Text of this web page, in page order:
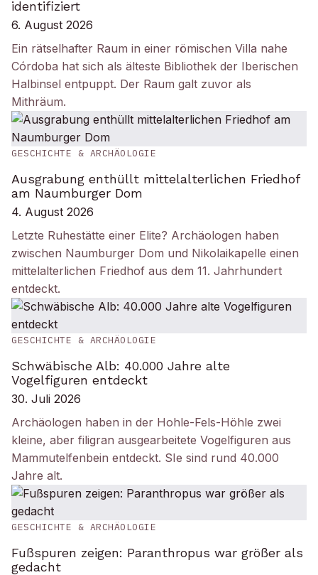
identifiziert
6. August 2026
Ein rätselhafter Raum in einer römischen Villa nahe
Córdoba hat sich als älteste Bibliothek der Iberischen
Halbinsel entpuppt. Der Raum galt zuvor als
Mithräum.
GESCHICHTE & ARCHÄOLOGIE
Ausgrabung enthüllt mittelalterlichen Friedhof
am Naumburger Dom
4. August 2026
Letzte Ruhestätte einer Elite? Archäologen haben
zwischen Naumburger Dom und Nikolaikapelle einen
mittelalterlichen Friedhof aus dem 11. Jahrhundert
entdeckt.
GESCHICHTE & ARCHÄOLOGIE
Schwäbische Alb: 40.000 Jahre alte
Vogelfiguren entdeckt
30. Juli 2026
Archäologen haben in der Hohle-Fels-Höhle zwei
kleine, aber filigran ausgearbeitete Vogelfiguren aus
Mammutelfenbein entdeckt. SIe sind rund 40.000
Jahre alt.
GESCHICHTE & ARCHÄOLOGIE
Fußspuren zeigen: Paranthropus war größer als
gedacht